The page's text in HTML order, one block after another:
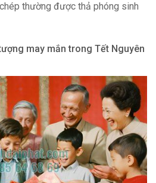
thường được thả phóng sinh
may mắn trong Tết Nguyên